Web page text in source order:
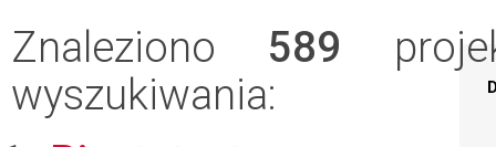
Znaleziono 589
wyszukiwania: